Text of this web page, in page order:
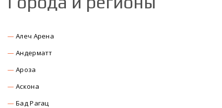
Алеч Арена
Андерматт
Ароза
Аскона
Бад Рагац